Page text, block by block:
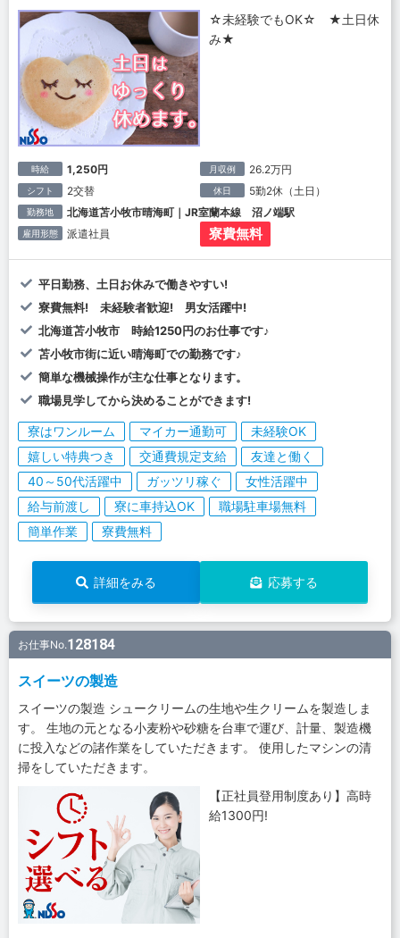
☆未経験でもOK☆ ★土日休
み★
時給 1,250円 月収例 26.2万円
シフト 2交替 休日 5勤2休（土日）
勤務地 北海道苫小牧市晴海町｜JR室蘭本線 沼ノ端駅
雇用形態 派遣社員 寮費無料
平日勤務、土日お休みで働きやすい!
寮費無料! 未経験者歓迎! 男女活躍中!
北海道苫小牧市 時給1250円のお仕事です♪
苫小牧市街に近い晴海町での勤務です♪
簡単な機械操作が主な仕事となります。
職場見学してから決めることができます!
寮はワンルーム マイカー通勤可
未経験OK
嬉しい特典つき
交通費規定支給
友達と働く
40～50代活躍中
ガッツリ稼ぐ
女性活躍中
給与前渡し
寮に車持込OK
職場駐車場無料
簡単作業
寮費無料
詳細をみる 応募する
お仕事No.128184
スイーツの製造
スイーツの製造 シュークリームの生地や生クリームを製造しま
す。 生地の元となる小麦粉や砂糖を台車で運び、計量、製造機
に投入などの諸作業をしていただきます。 使用したマシンの清
掃をしていただきます。
【正社員登用制度あり】高時
給1300円!